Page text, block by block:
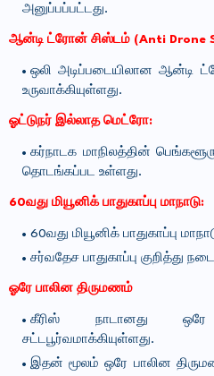
அனுப்பப்பட்டது.
ஆன்டி ட்ரோன் சிஸ்டம் (Anti Drone
ஒலி அடிப்படையிலான ஆன்டி
உருவாக்கியுள்ளது.
ஓட்டுநர் இல்லாத மெட்ரோ:
கர்நாடக மாநிலத்தின்
தொடங்கப்பட உள்ளது.
60வது மியூனிக் பாதுகாப்பு மாநாடு:
60வது மியூனிக் பாதுகாப்பு
சர்வதேச பாதுகாப்பு குறித்து
ஓரே பாலின திருமணம்
கீரிஸ் நாடானது
சட்டபூர்வமாக்கியுள்ளது.
இதன் மூலம் ஒரே பாலின